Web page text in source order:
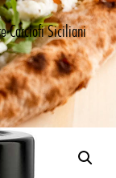
Carciofi Siciliani